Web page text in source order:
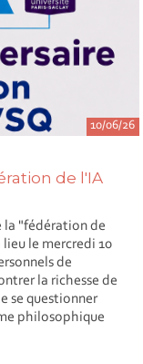
10/06/26
de l'IA
la "fédération de
lieu le mercredi 10
de
la richesse de
se questionner
philosophique